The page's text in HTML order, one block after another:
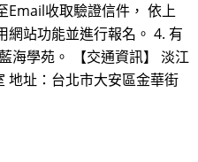
Email收取驗證信件， 依上
網站功能並進行報名。 4. 有
海學苑。 【交通資訊】 淡江
地址：台北市大安區金華街